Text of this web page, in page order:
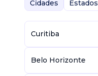
Cidades
Estados
Curitiba
Belo Horizonte